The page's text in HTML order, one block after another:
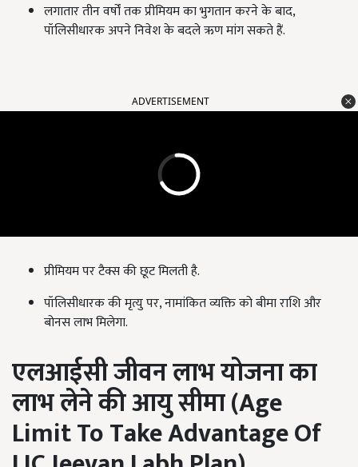
लगातार तीन वर्षों तक प्रीमियम का भुगतान करने के बाद,
पॉलिसीधारक अपने निवेश के बदले ऋण मांग सकते हैं.
ADVERTISEMENT
प्रीमियम पर टैक्स की छूट मिलती है.
पॉलिसीधारक की मृत्यु पर, नामांकित व्यक्ति को बीमा राशि और
बोनस लाभ मिलेगा.
एलआईसी जीवन लाभ योजना का
लाभ लेने की आयु सीमा (Age
Limit To Take Advantage Of